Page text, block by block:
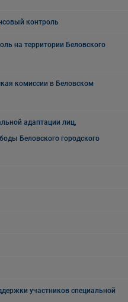
контроль
на территории Беловского
комиссии в Беловском
адаптации лиц,
Беловского городского
участников специальной